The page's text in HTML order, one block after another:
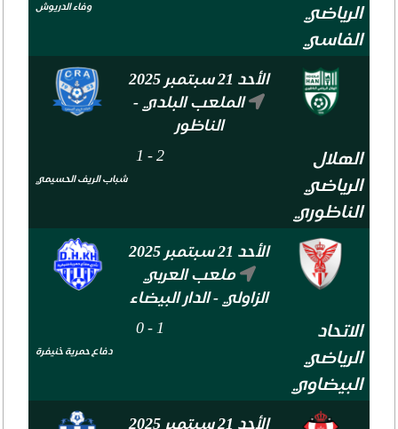
الرياضي
الفاسي
وفاء الدريوش
الأحد 21 سبتمبر 2025
الملعب البلدي -
الناظور
الهلال
الرياضي
الناظوري
2
-
1
شباب الريف الحسيمي
الأحد 21 سبتمبر 2025
ملعب العربي
الزاولي - الدار البيضاء
الاتحاد
الرياضي
البيضاوي
1
-
0
دفاع حمرية خنيفرة
الأحد 21 سبتمبر 2025